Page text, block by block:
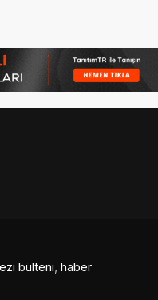
bülteni, haber